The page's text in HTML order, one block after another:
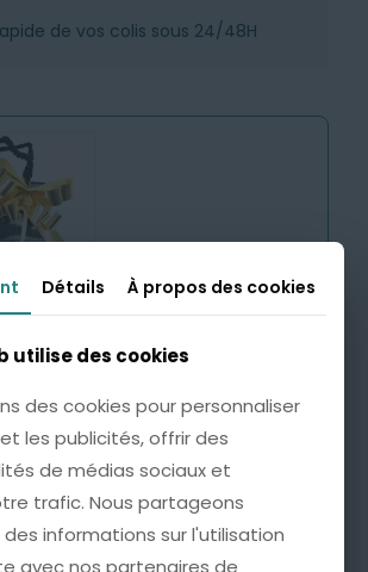
de vos colis sous 24/48H
avec
€
idéale pour offrir un bijou
mot doux, à l’occasion d’un
d’une fête ou de tout autre moment
Détails À propos des cookies
utilise des cookies
des cookies pour personnaliser
les publicités, offrir des
de médias sociaux et
trafic. Nous partageons
informations sur l'utilisation
avec nos partenaires de
Détails À propos des cookies
utilise des cookies
des cookies pour personnaliser
les publicités, offrir des
de médias sociaux et
trafic. Nous partageons
informations sur l'utilisation
avec nos partenaires de